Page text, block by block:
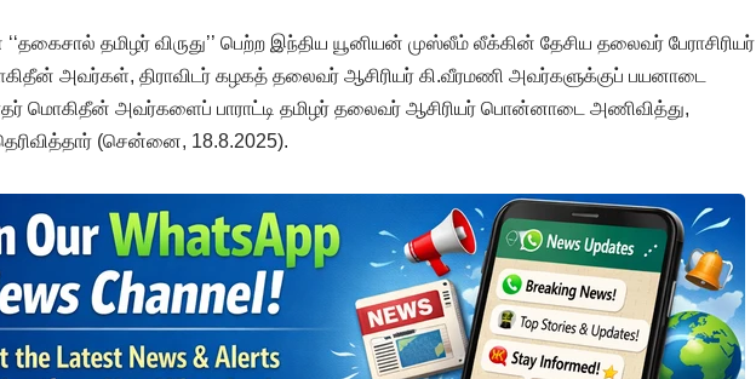
‘‘தகைசால் தமிழர் விருது’’ பெற்ற இந்திய யூனியன் முஸ்லீம் லீக்கின் தேசிய தலைவர் பேராசிரியர்
அவர்கள், திராவிடர் கழகத் தலைவர் ஆசிரியர் கி.வீரமணி அவர்களுக்குப் பயனாடை
மொகிதீன் அவர்களைப் பாராட்டி தமிழர் தலைவர் ஆசிரியர் பொன்னாடை அணிவித்து,
(சென்னை, 18.8.2025).